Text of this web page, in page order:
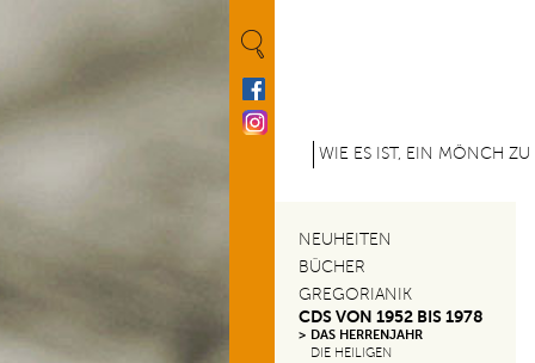
M
n
u
p
WIE ES IST, EIN MÖNCH ZU
NEUHEITEN
BÜCHER
GREGORIANIK
CDS VON 1952 BIS 1978
DAS HERRENJAHR
DIE HEILIGEN